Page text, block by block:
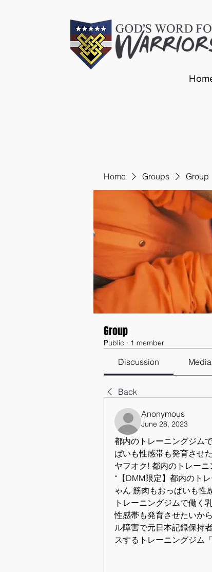
Home Groups Group
Group
Public · 1 member
Discussion Media
Back
Anonymous
June 28, 2023
都内のトレーニングジム
ぱいも性感帯も発育させ
ヤフオク! 都内のトレー
“【DMM限定】都内のト
ゃん 筋肉もおっぱいも性
トレーニングジムで働く
性感帯も発育させたいか
ル障害で元日本記録保持
スするトレーニングジム